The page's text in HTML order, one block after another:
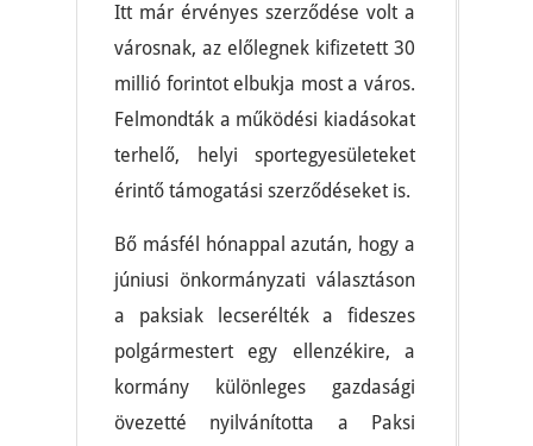
Itt már érvényes szerződése volt a
városnak, az előlegnek kifizetett 30
millió forintot elbukja most a város.
Felmondták a működési kiadásokat
terhelő, helyi sportegyesületeket
érintő támogatási szerződéseket is.
Bő másfél hónappal azután, hogy a
júniusi önkormányzati választáson
a paksiak lecserélték a fideszes
polgármestert egy ellenzékire, a
kormány különleges gazdasági
övezetté nyilvánította a Paksi